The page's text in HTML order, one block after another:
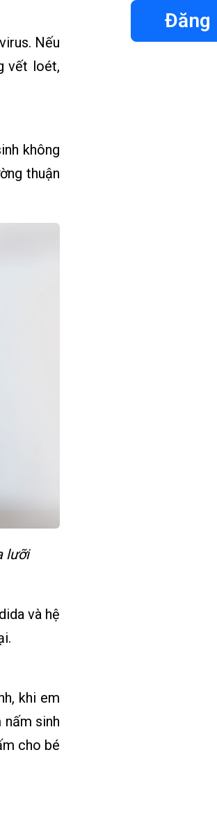
Nếu
vết loét,
không
thuận
lưỡi
và hệ
khi em
sinh
cho bé
Đăng